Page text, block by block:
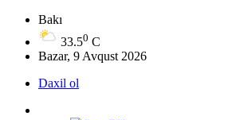
Bakı
33.50 C
Bazar, 9 Avqust 2026
Daxil ol